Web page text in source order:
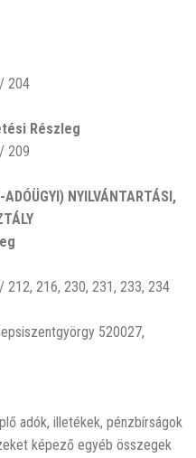
204
Részleg
209
NYILVÁNTARTÁSI,
212, 216, 230, 231, 233, 234
520027,
adók, illetékek, pénzbírságok
képező egyéb összegek